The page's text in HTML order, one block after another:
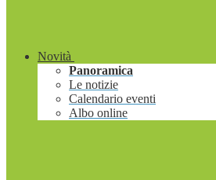
Novità
Panoramica
Le notizie
Calendario eventi
Albo online